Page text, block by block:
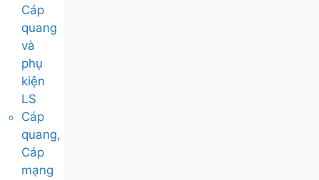
Cáp
quang
và
phụ
kiện
LS
Cáp
quang,
Cáp
mạng